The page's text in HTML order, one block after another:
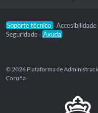
Soporte técnico -Accesibilidade
Seguridade - Axuda
© 2026 Plataforma de
Coruña